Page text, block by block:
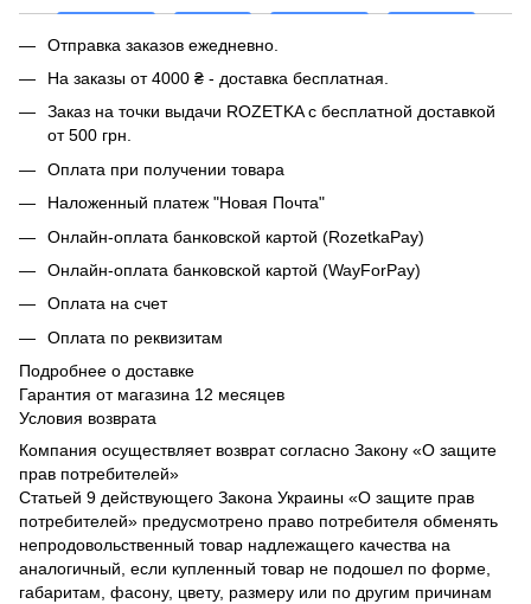
Отправка заказов ежедневно.
На заказы от 4000 ₴ - доставка бесплатная.
Заказ на точки выдачи ROZETKA с бесплатной доставкой
от 500 грн.
Оплата при получении товара
Наложенный платеж "Новая Почта"
Онлайн-оплата банковской картой (RozetkaPay)
Онлайн-оплата банковской картой (WayForPay)
Оплата на счет
Оплата по реквизитам
Подробнее о доставке
Гарантия от магазина 12 месяцев
Условия возврата
Компания осуществляет возврат согласно Закону «О защите
прав потребителей»
Статьей 9 действующего Закона Украины «О защите прав
потребителей» предусмотрено право потребителя обменять
непродовольственный товар надлежащего качества на
аналогичный, если купленный товар не подошел по форме,
габаритам, фасону, цвету, размеру или по другим причинам